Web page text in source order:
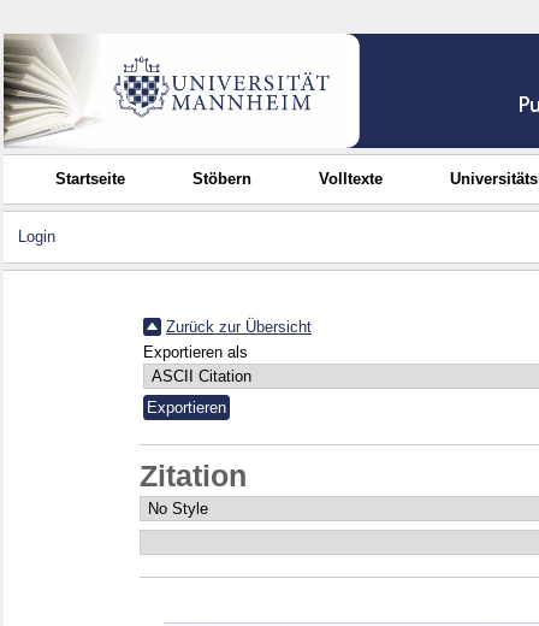
Startseite Stöbern Volltexte
Login
Zurück zur Übersicht
Exportieren als
Zitation